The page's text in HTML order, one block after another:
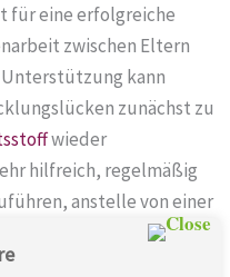
für eine erfolgreiche
zwischen Eltern
kann
zunächst zu
wieder
hilfreich, regelmäßig
anstelle von einer